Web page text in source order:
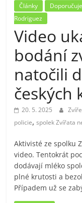
Články
Rodriguez
Video
bodání
natočili
českých
20. 5. 2025
policie,spolek Zvířata
Aktivisté ze spolku
video. Tentokrát
dodávají mléko
plné krutosti a
Případem už se